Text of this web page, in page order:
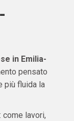
in Emilia-
pensato
più fluida la
lavori,